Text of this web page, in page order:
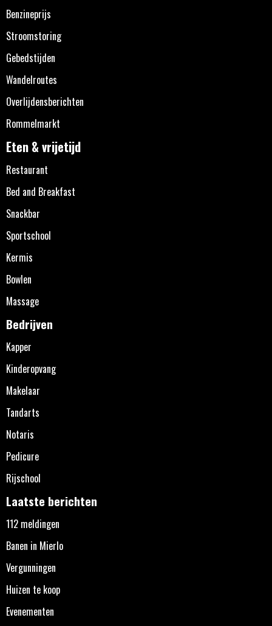
Benzineprijs
Stroomstoring
Gebedstijden
Wandelroutes
Overlijdensberichten
Rommelmarkt
Eten & vrijetijd
Restaurant
Bed and Breakfast
Snackbar
Sportschool
Kermis
Bowlen
Massage
Bedrijven
Kapper
Kinderopvang
Makelaar
Tandarts
Notaris
Pedicure
Rijschool
Laatste berichten
112 meldingen
Banen in Mierlo
Vergunningen
Huizen te koop
Evenementen